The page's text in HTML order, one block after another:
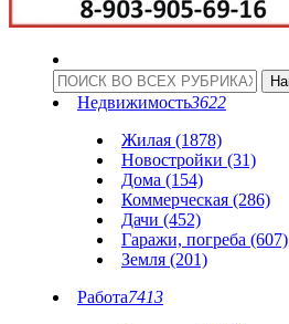
Недвижимость3622
Жилая (1878)
Новостройки (31)
Дома (154)
Коммерческая (286)
Дачи (452)
Гаражи, погреба (607)
Земля (201)
Работа7413